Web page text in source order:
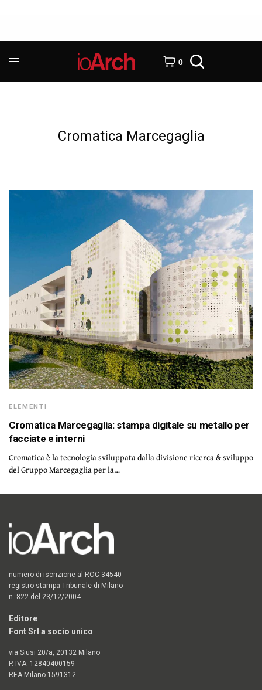
0
Cromatica Marcegaglia
ELEMENTI
Cromatica Marcegaglia: stampa digitale su metallo per
facciate e interni
Cromatica è la tecnologia sviluppata dalla divisione ricerca & sviluppo
del Gruppo Marcegaglia per la…
numero di iscrizione al ROC 34540
registro stampa Tribunale di Milano
n. 822 del 23/12/2004
Editore
Font Srl a socio unico
via Siusi 20/a, 20132 Milano
P. IVA: 12840400159
REA Milano 1591312